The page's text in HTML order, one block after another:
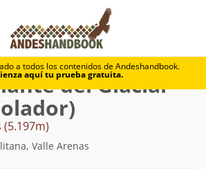
a todos los contenidos de Andeshandbook.
aquí tu prueba gratuita.
Cerro Cortaderas Variante del Glaciar (El
del Glaciar
Valle Arenas